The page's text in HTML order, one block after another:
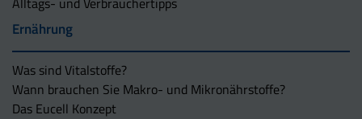
Ernährung
Was sind Vitalstoffe?
Wann brauchen Sie Makro- und Mikronährstoffe?
Das Eucell Konzept